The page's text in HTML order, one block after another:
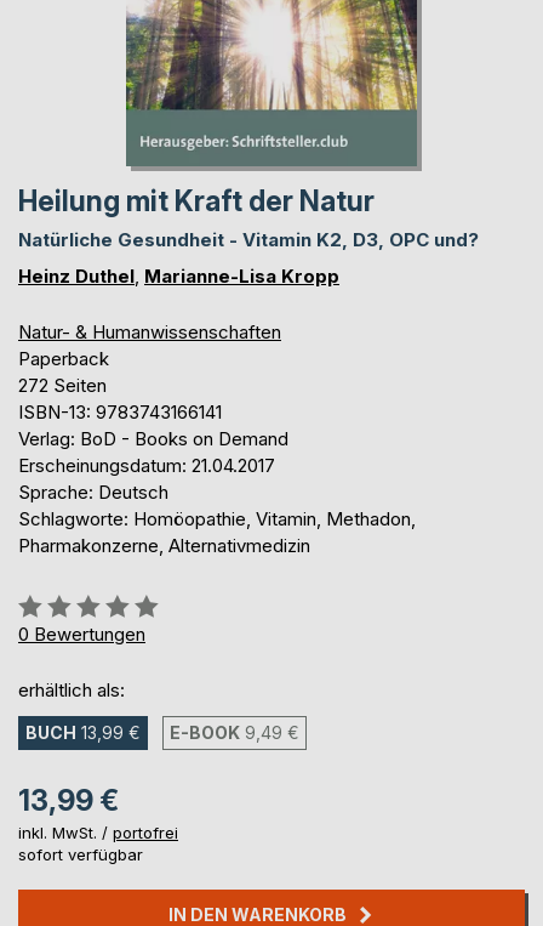
Heilung mit Kraft der Natur
Natürliche Gesundheit - Vitamin K2, D3, OPC und?
Heinz Duthel, Marianne-Lisa Kropp
Natur- & Humanwissenschaften
Paperback
272 Seiten
ISBN-13: 9783743166141
Verlag: BoD - Books on Demand
Erscheinungsdatum: 21.04.2017
Sprache: Deutsch
Schlagworte: Homöopathie, Vitamin, Methadon,
Pharmakonzerne, Alternativmedizin
Bewertung::
0%
0 Bewertungen
erhältlich als:
BUCH 13,99 € E-BOOK 9,49 €
13,99 €
inkl. MwSt. / portofrei
sofort verfügbar
IN DEN WARENKORB